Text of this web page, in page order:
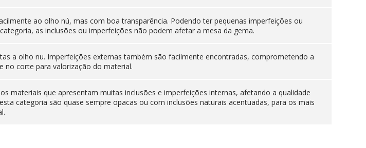
ao olho nú, mas com boa transparência. Podendo ter pequenas imperfeições ou
as inclusões ou imperfeições não podem afetar a mesa da gema.
a olho nu. Imperfeições externas também são facilmente encontradas, comprometendo a
no corte para valorização do material.
materiais que apresentam muitas inclusões e imperfeições internas, afetando a qualidade
categoria são quase sempre opacas ou com inclusões naturais acentuadas, para os mais